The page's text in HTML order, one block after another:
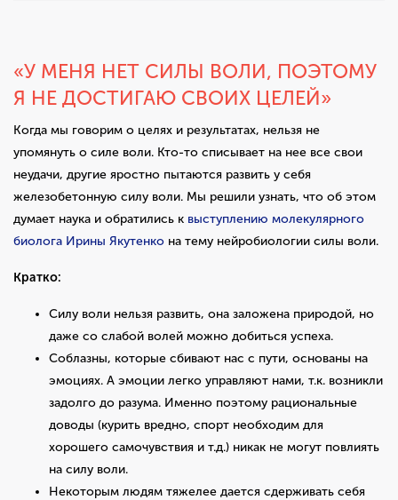
«У МЕНЯ НЕТ СИЛЫ ВОЛИ, ПОЭТОМУ
Я НЕ ДОСТИГАЮ СВОИХ ЦЕЛЕЙ»
Когда мы говорим о целях и результатах, нельзя не
упомянуть о силе воли. Кто-то списывает на нее все свои
неудачи, другие яростно пытаются развить у себя
железобетонную силу воли. Мы решили узнать, что об этом
думает наука и обратились к выступлению молекулярного
биолога Ирины Якутенко на тему нейробиологии силы воли.
Кратко:
Силу воли нельзя развить, она заложена природой, но
даже со слабой волей можно добиться успеха.
Соблазны, которые сбивают нас с пути, основаны на
эмоциях. А эмоции легко управляют нами, т.к. возникли
задолго до разума. Именно поэтому рациональные
доводы (курить вредно, спорт необходим для
хорошего самочувствия и т.д.) никак не могут повлиять
на силу воли.
Некоторым людям тяжелее дается сдерживать себя